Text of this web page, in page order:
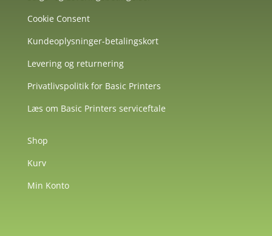
Cookie Consent
Kundeoplysninger-betalingskort
Levering og returnering
Privatlivspolitik for Basic Printers
Læs om Basic Printers serviceftale
Shop
Kurv
Min Konto